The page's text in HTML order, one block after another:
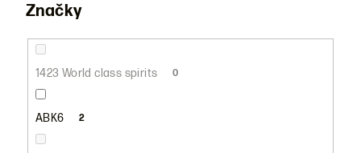
Značky
1423 World class spirits 0
ABK6 2